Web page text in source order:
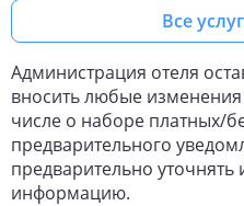
Все
Администрация отеля
вносить любые
числе о наборе платных/
предварительного
предварительно
информацию.